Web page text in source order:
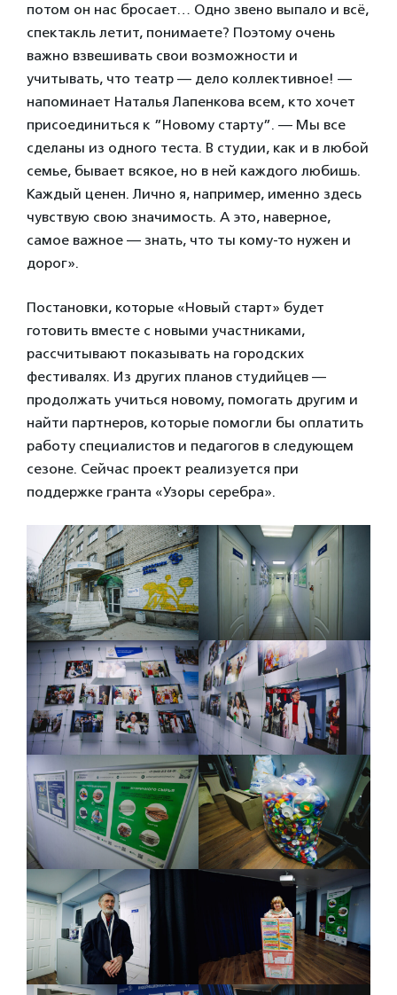
потом он нас бросает… Одно звено выпало и всё,
спектакль летит, понимаете? Поэтому очень
важно взвешивать свои возможности и
учитывать, что театр — дело коллективное! —
напоминает Наталья Лапенкова всем, кто хочет
присоединиться к ”Новому старту”. — Мы все
сделаны из одного теста. В студии, как и в любой
семье, бывает всякое, но в ней каждого любишь.
Каждый ценен. Лично я, например, именно здесь
чувствую свою значимость. А это, наверное,
самое важное — знать, что ты кому-то нужен и
дорог».
Постановки, которые «Новый старт» будет
готовить вместе с новыми участниками,
рассчитывают показывать на городских
фестивалях. Из других планов студийцев —
продолжать учиться новому, помогать другим и
найти партнеров, которые помогли бы оплатить
работу специалистов и педагогов в следующем
сезоне. Сейчас проект реализуется при
поддержке гранта «Узоры серебра».